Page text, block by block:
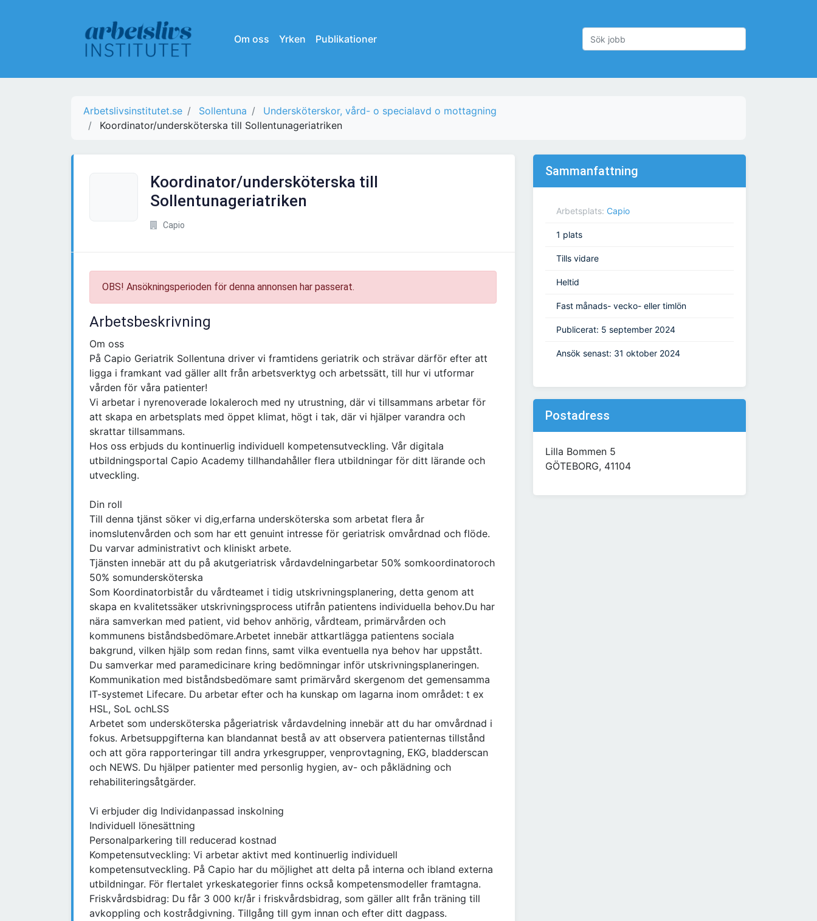
Om oss Yrken Publikationer
Arbetslivsinstitutet.se Sollentuna
Undersköterskor, vård- o specialavd o mottagning
Koordinator/undersköterska till Sollentunageriatriken
Koordinator/undersköterska till
Sollentunageriatriken
Capio
OBS! Ansökningsperioden för denna annonsen har passerat.
Arbetsbeskrivning
Om oss
På Capio Geriatrik Sollentuna driver vi framtidens geriatrik och strävar därför efter att
ligga i framkant vad gäller allt från arbetsverktyg och arbetssätt, till hur vi utformar
vården för våra patienter!
Vi arbetar i nyrenoverade lokaleroch med ny utrustning, där vi tillsammans arbetar för
att skapa en arbetsplats med öppet klimat, högt i tak, där vi hjälper varandra och
skrattar tillsammans.
Hos oss erbjuds du kontinuerlig individuell kompetensutveckling. Vår digitala
utbildningsportal Capio Academy tillhandahåller flera utbildningar för ditt lärande och
utveckling.
Din roll
Till denna tjänst söker vi dig,erfarna undersköterska som arbetat flera år
inomslutenvården och som har ett genuint intresse för geriatrisk omvårdnad och flöde.
Du varvar administrativt och kliniskt arbete.
Tjänsten innebär att du på akutgeriatrisk vårdavdelningarbetar 50% somkoordinatoroch
50% somundersköterska
Som Koordinatorbistår du vårdteamet i tidig utskrivningsplanering, detta genom att
skapa en kvalitetssäker utskrivningsprocess utifrån patientens individuella behov.Du har
nära samverkan med patient, vid behov anhörig, vårdteam, primärvården och
kommunens biståndsbedömare.Arbetet innebär attkartlägga patientens sociala
bakgrund, vilken hjälp som redan finns, samt vilka eventuella nya behov har uppstått.
Du samverkar med paramedicinare kring bedömningar inför utskrivningsplaneringen.
Kommunikation med biståndsbedömare samt primärvård skergenom det gemensamma
IT-systemet Lifecare. Du arbetar efter och ha kunskap om lagarna inom området: t ex
HSL, SoL ochLSS
Arbetet som undersköterska pågeriatrisk vårdavdelning innebär att du har omvårdnad i
fokus. Arbetsuppgifterna kan blandannat bestå av att observera patienternas tillstånd
och att göra rapporteringar till andra yrkesgrupper, venprovtagning, EKG, bladderscan
och NEWS. Du hjälper patienter med personlig hygien, av- och påklädning och
rehabiliteringsåtgärder.
Vi erbjuder dig Individanpassad inskolning
Individuell lönesättning
Personalparkering till reducerad kostnad
Kompetensutveckling: Vi arbetar aktivt med kontinuerlig individuell
kompetensutveckling. På Capio har du möjlighet att delta på interna och ibland externa
utbildningar. För flertalet yrkeskategorier finns också kompetensmodeller framtagna.
Friskvårdsbidrag: Du får 3 000 kr/år i friskvårdsbidrag, som gäller allt från träning till
avkoppling och kostrådgivning. Tillgång till gym innan och efter ditt dagpass.
Sammanfattning
Arbetsplats: Capio
1 plats
Tills vidare
Heltid
Fast månads- vecko- eller timlön
Publicerat: 5 september 2024
Ansök senast: 31 oktober 2024
Postadress
Lilla Bommen 5
GÖTEBORG, 41104